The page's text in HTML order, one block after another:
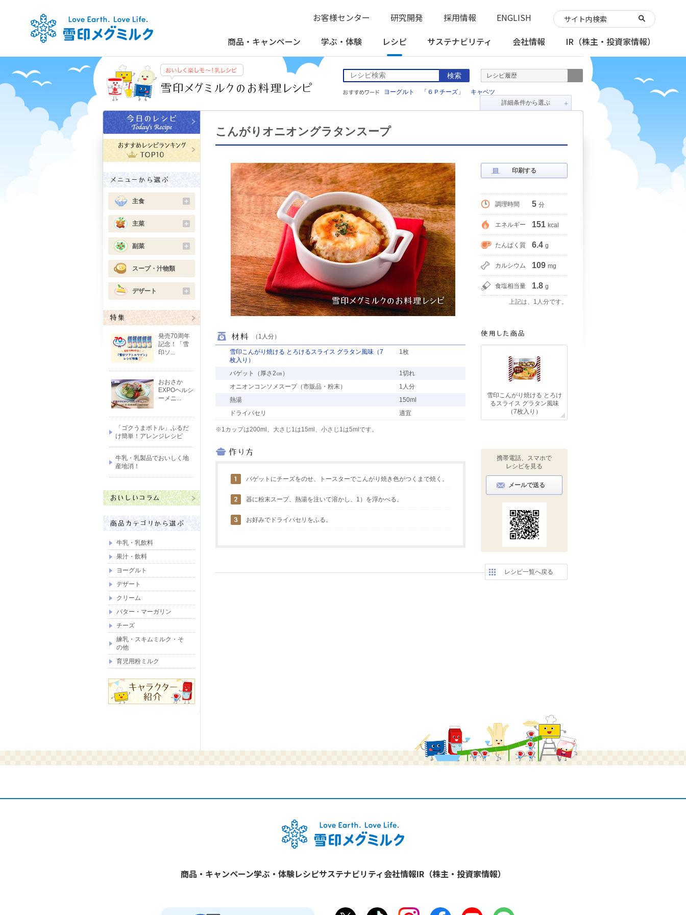
商品・ キャンペーン 学ぶ・ 体験 レシピ サステナビリティ 会社情報 IR （株主・投資家情報）
お客様センター 研究開発 採用情報 ENGLISH
検索
ヨーグルト 「６Ｐチーズ」 キャベツ
レシピ履歴
こんがりオニオングラタンスープ
（1人分）
雪印こんがり焼ける とろけるスライス グラタン風味（7
枚入り）
1枚
バゲット（厚さ2㎝）
1切れ
オニオンコンソメスープ（市販品・粉末）
1人分
熱湯
150ml
ドライパセリ
適宜
※1カップは200ml、大さじ1は15ml、小さじ1は5mlです。
バゲットにチーズをのせ、トースターでこんがり焼き色がつくまで焼く。
器に粉末スープ、熱湯を注いて溶かし、1）を浮かべる。
お好みでドライパセリをふる。
印刷する
調理時間 5 分
エネルギー 151 kcal
たんぱく質 6.4 g
カルシウム 109 mg
食塩相当量 1.8 g
上記は、1人分です。
雪印こんがり焼ける とろけ
るスライス グラタン風味
（7枚入り）
携帯電話、スマホで
レシピを見る
メールで送る
レシピ一覧へ戻る
主食 ＋
主菜 ＋
副菜 ＋
スープ・汁物類
デザート ＋
発売70周年
記念！「雪
印ソ...
おおさか
EXPOヘルシ
ーメニ...
「ゴクうまボトル」ふるだ
け簡単！アレンジレシピ
牛乳・乳製品でおいしく地
産地消！
牛乳・乳飲料
果汁・飲料
ヨーグルト
デザート
クリーム
バター・マーガリン
チーズ
練乳・スキムミルク・そ
の他
育児用粉ミルク
詳細条件から選ぶ ＋
商品・キャンペーン学ぶ・体験レシピサステナビリティ会社情報IR（株主・投資家情報）